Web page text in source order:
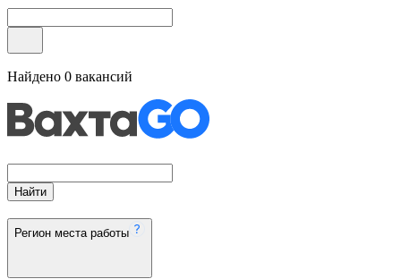
Найдено 0 вакансий
Найти
Регион места работы